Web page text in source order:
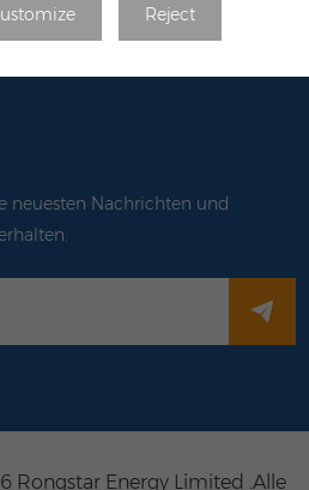
Reject
+34 611824188
neuesten Nachrichten und
Rongstar Energy Limited .Alle